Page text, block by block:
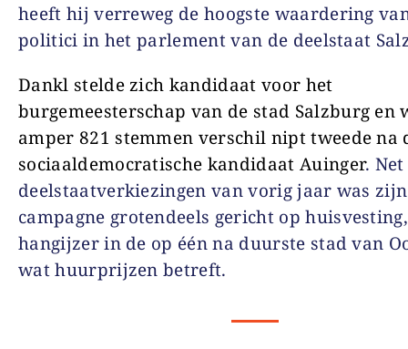
heeft hij verreweg de hoogste waardering
politici in het parlement van de deelstaat
Dankl stelde zich kandidaat voor het
burgemeesterschap van de stad Salzburg en
amper 821 stemmen verschil nipt tweede na
sociaaldemocratische kandidaat Auinger.
deelstaatverkiezingen van vorig jaar was zijn
campagne grotendeels gericht op
hangijzer in de op één na duurste stad van
wat huurprijzen betreft.